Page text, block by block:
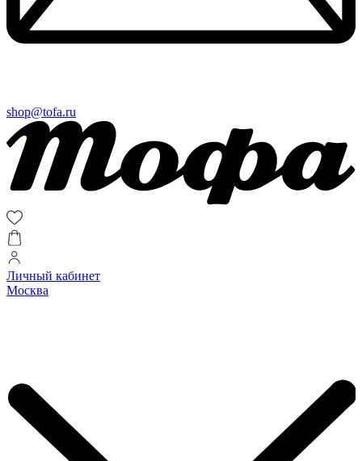
shop@tofa.ru
Личный кабинет
Москва